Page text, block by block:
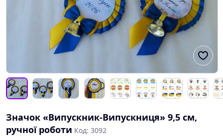
Значок «Випускник-Випускниця» 9,5 см,
ручної роботи Код: 3092